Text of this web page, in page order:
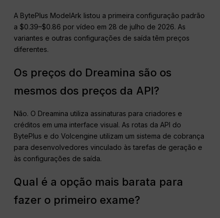
A BytePlus ModelArk listou a primeira configuração padrão
a $0.39–$0.86 por vídeo em 28 de julho de 2026. As
variantes e outras configurações de saída têm preços
diferentes.
Os preços do Dreamina são os
mesmos dos preços da API?
Não. O Dreamina utiliza assinaturas para criadores e
créditos em uma interface visual. As rotas da API do
BytePlus e do Volcengine utilizam um sistema de cobrança
para desenvolvedores vinculado às tarefas de geração e
às configurações de saída.
Qual é a opção mais barata para
fazer o primeiro exame?